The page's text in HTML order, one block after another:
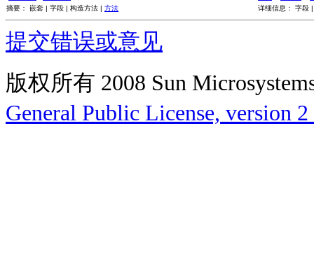
摘要： 嵌套 | 字段 | 构造方法 | 方法 详细信息： 字段
提交错误或意见
版权所有 2008 Sun
General Public License, version